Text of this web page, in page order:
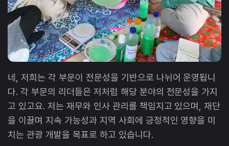
네, 저희는 각 부문이 전문성을 기반으로 나뉘어 운영됩니
다. 각 부문의 리더들은 저처럼 해당 분야의 전문성을 가지
고 있고요. 저는 재무와 인사 관리를 책임지고 있으며, 재단
을 이끌며 지속 가능성과 지역 사회에 긍정적인 영향을 미
치는 관광 개발을 목표로 하고 있습니다.